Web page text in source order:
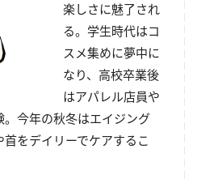
楽しさに魅了され
る。学生時代はコ
スメ集めに夢中に
なり、高校卒業後
はアパレル店員や
今年の秋冬はエイジング
をデイリーでケアするこ